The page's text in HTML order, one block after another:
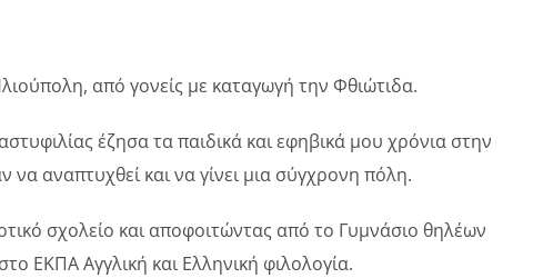
από γονείς με καταγωγή την Φθιώτιδα.
έζησα τα παιδικά και εφηβικά μου χρόνια στην
αναπτυχθεί και να γίνει μια σύγχρονη πόλη.
σχολείο και αποφοιτώντας από το Γυμνάσιο θηλέων
ΕΚΠΑ Αγγλική και Ελληνική φιλολογία.